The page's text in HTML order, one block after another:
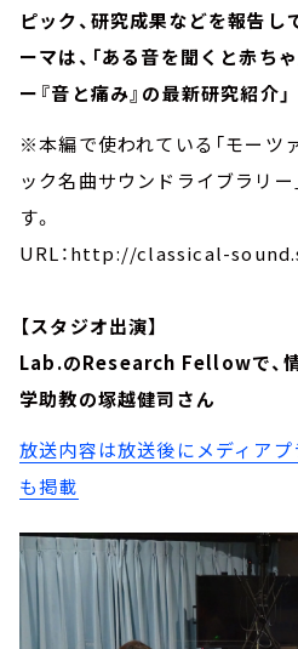
ピック、研究成果などを報告し
ーマは、「ある音を聞くと赤ち
ー『音と痛み』の最新研究紹介」
※本編で使われている「モーツ
ック名曲サウンドライブラリ
す。
URL：http://classical-
【スタジオ出演】
Lab.のResearch Fellowで、
学助教の塚越健司さん
放送内容は放送後にメディア
も掲載